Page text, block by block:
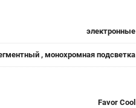
электронные
, монохромная подсветка
Favor Cool